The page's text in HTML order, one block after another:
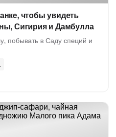
чтобы увидеть
Сигирия и Дамбулла
побывать в Саду специй и